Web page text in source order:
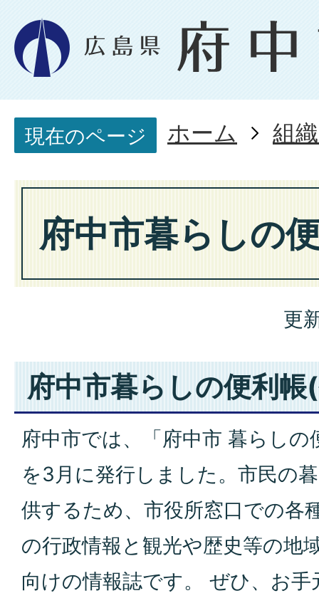
現在のページ ホーム 組
府中市暮らしの
更
府中市暮らしの便利
府中市では、「府中市 暮らし
を3月に発行しました。市民の
供するため、市役所窓口での各
の行政情報と観光や歴史等の地
向けの情報誌です。 ぜひ、お